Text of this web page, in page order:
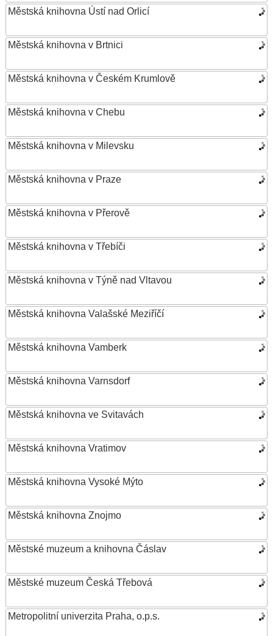
Městská knihovna Ústí nad Orlicí
Městská knihovna v Brtnici
Městská knihovna v Českém Krumlově
Městská knihovna v Chebu
Městská knihovna v Milevsku
Městská knihovna v Praze
Městská knihovna v Přerově
Městská knihovna v Třebíči
Městská knihovna v Týně nad Vltavou
Městská knihovna Valašské Meziříčí
Městská knihovna Vamberk
Městská knihovna Varnsdorf
Městská knihovna ve Svitavách
Městská knihovna Vratimov
Městská knihovna Vysoké Mýto
Městská knihovna Znojmo
Městské muzeum a knihovna Čáslav
Městské muzeum Česká Třebová
Metropolitní univerzita Praha, o.p.s.